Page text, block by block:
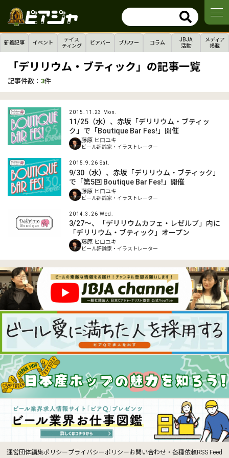
新着記事 イベント
テイス
ティング
ビアバー ブルワー コラム
JBJA
活動
メディア
掲載
「デリリウム・ブティック」の記事一覧
記事件数： 3件
2015.11.23 Mon.
11/25（水）、赤坂「デリリウム・ブティッ
ク」で「Boutique Bar Fes!」開催
藤原 ヒロユキ
ビール評論家・イラストレーター
2015.9.26 Sat.
9/30（水）、赤坂「デリリウム・ブティック」
で「第5回 Boutique Bar Fes!」開催
藤原 ヒロユキ
ビール評論家・イラストレーター
2014.3.26 Wed.
3/27～、「デリリウムカフェ・レゼルブ」内に
「デリリウム・ブティック」オープン
藤原 ヒロユキ
ビール評論家・イラストレーター
運営団体編集ポリシープライバシーポリシーお問い合わせ・各種依頼RSS Feed